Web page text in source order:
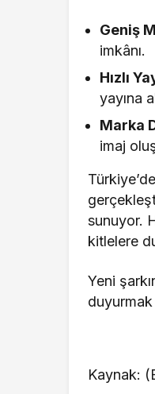
Geniş
imkânı.
Hızlı
yayına
Marka
imaj
sunuyor.
kitlelere
Yeni
Kaynak: